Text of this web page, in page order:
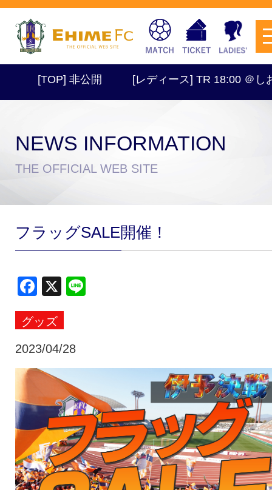
クラブ・会社情報
ファンクラブ 試合を観戦
チケットを購入
トップチーム アカデミー
スポンサー グッズ
[TOP] 非公開 [レディース] TR 18:00 ＠しおさ
NEWS INFORMATION
THE OFFICIAL WEB SITE
フラッグSALE開催！
Facebook
X
グッズ
2023/04/28